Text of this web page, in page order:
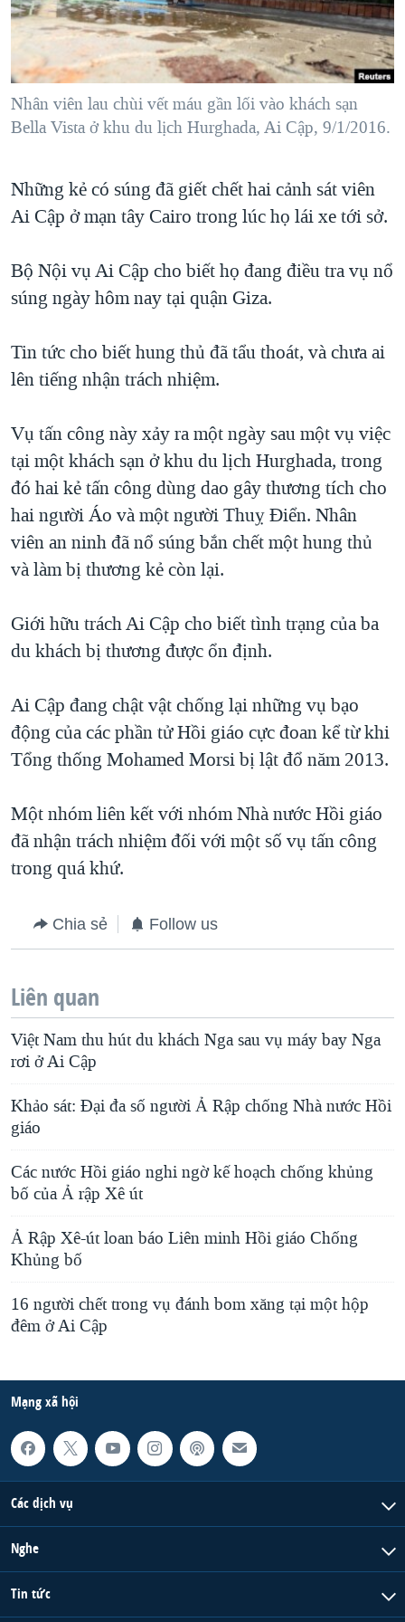
"Tìm"NGƯỜI VIỆT HẢI NGOẠI
KINH TẾ
VĂN HOÁ
THỂ THAO
TẠI
HÀNH TRÌNH BẦU CỬ 2024
MỘT NĂM CHIẾN TRANH TẠI DẢI GAZA
GIẢI MÃ VÀNH ĐAI & CON ĐƯỜNG
NGÀY TỊ NẠN THẾ GIỚI
GROUND ZERO – XƯA VÀ NAY
CÁC GIÁ TRỊ CỘNG HÒA Ở VIỆT NAM
THƯỢNG ĐỈNH TRUMP-KIM TẠI VIỆT NAM
NGƯ DÂN VIỆT VÀ LÀN SÓNG TRỘM HẢI SÂM
QUAN HỆ VIỆT MỸ
VIDEO
NGHE
MẠNG XÃ HỘI
Ngôn ngữ khác
Nhân viên lau chùi vết máu gần lối vào khách sạn
Bella Vista ở khu du lịch Hurghada, Ai Cập, 9/1/2016.
Những kẻ có súng đã giết chết hai cảnh sát viên
Ai Cập ở mạn tây Cairo trong lúc họ lái xe tới sở.
Bộ Nội vụ Ai Cập cho biết họ đang điều tra vụ nổ
súng ngày hôm nay tại quận Giza.
Tin tức cho biết hung thủ đã tẩu thoát, và chưa ai
lên tiếng nhận trách nhiệm.
Vụ tấn công này xảy ra một ngày sau một vụ việc
tại một khách sạn ở khu du lịch Hurghada, trong
đó hai kẻ tấn công dùng dao gây thương tích cho
hai người Áo và một người Thuỵ Điển. Nhân
viên an ninh đã nổ súng bắn chết một hung thủ
và làm bị thương kẻ còn lại.
Giới hữu trách Ai Cập cho biết tình trạng của ba
du khách bị thương được ổn định.
Ai Cập đang chật vật chống lại những vụ bạo
động của các phần tử Hồi giáo cực đoan kể từ khi
Tổng thống Mohamed Morsi bị lật đổ năm 2013.
Một nhóm liên kết với nhóm Nhà nước Hồi giáo
đã nhận trách nhiệm đối với một số vụ tấn công
trong quá khứ.
Chia sẻ Follow us
Liên quan
Việt Nam thu hút du khách Nga sau vụ máy bay Nga
rơi ở Ai Cập
Khảo sát: Đại đa số người Ả Rập chống Nhà nước Hồi
giáo
Các nước Hồi giáo nghi ngờ kế hoạch chống khủng
bố của Ả rập Xê út
Ả Rập Xê-út loan báo Liên minh Hồi giáo Chống
Khủng bố
16 người chết trong vụ đánh bom xăng tại một hộp
đêm ở Ai Cập
Mạng xã hội
Các dịch vụ
Nghe
Tin tức